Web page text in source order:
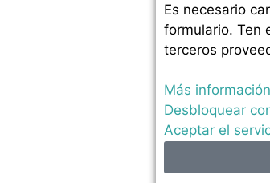
Es necesario
formulario. Ten
terceros
Más información
Desbloquear
Aceptar el